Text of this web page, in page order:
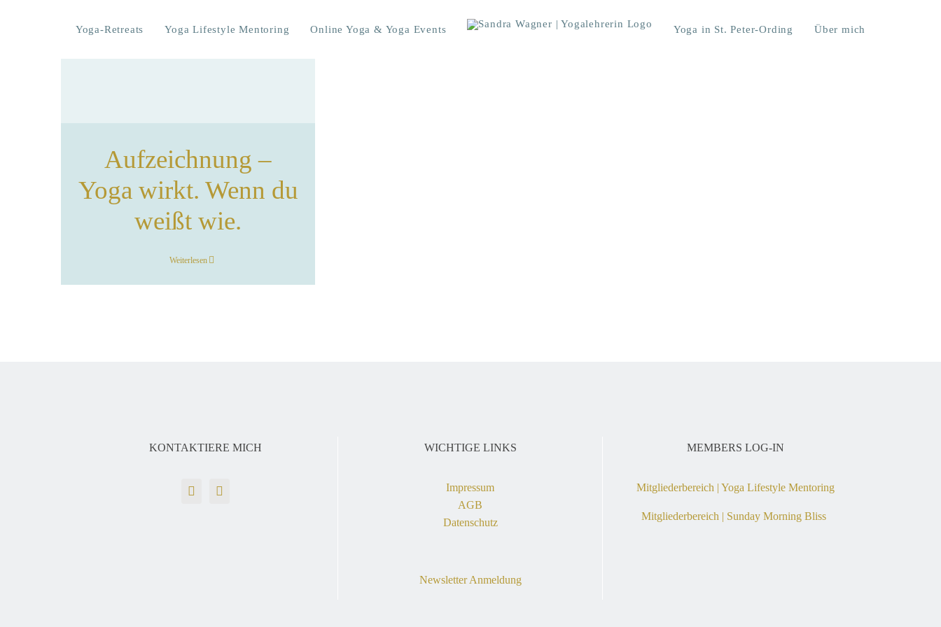
Yoga-Retreats Yoga Lifestyle Mentoring Online Yoga & Yoga Events Yoga in St. Peter-Ording Über mich
Aufzeichnung –
Yoga wirkt. Wenn du
weißt wie.
Weiterlesen
KONTAKTIERE MICH WICHTIGE LINKS
Impressum
AGB
Datenschutz
Newsletter Anmeldung
MEMBERS LOG-IN
Mitgliederbereich | Yoga Lifestyle Mentoring
Mitgliederbereich | Sunday Morning Bliss